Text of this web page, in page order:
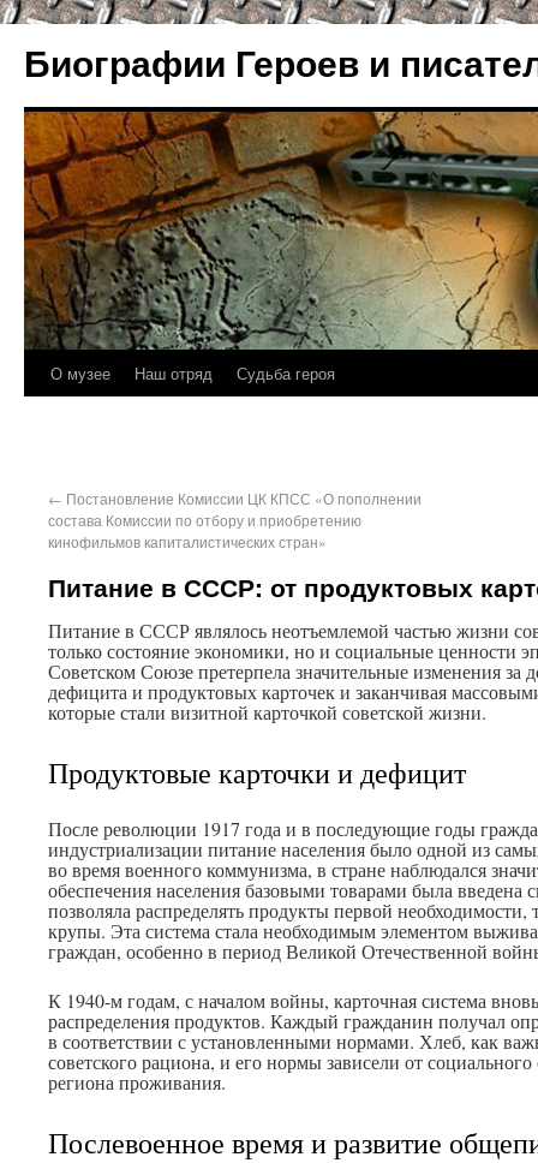
Биографии Героев и
О музее Наш отряд Судьба героя
← Постановление Комиссии ЦК КПСС «О пополнении
состава Комиссии по отбору и приобретению
кинофильмов капиталистических стран»
Питание в СССР: от продуктовых
Питание в СССР являлось неотъемлемой частью жизни
только состояние экономики, но и социальные ценности
Советском Союзе претерпела значительные изменения за
дефицита и продуктовых карточек и заканчивая
которые стали визитной карточкой советской жизни.
Продуктовые карточки и дефицит
После революции 1917 года и в последующие годы
индустриализации питание населения было одной из
во время военного коммунизма, в стране наблюдался
обеспечения населения базовыми товарами была введена
позволяла распределять продукты первой необходимости,
крупы. Эта система стала необходимым элементом
граждан, особенно в период Великой Отечественной
К 1940-м годам, с началом войны, карточная система
распределения продуктов. Каждый гражданин получал
в соответствии с установленными нормами. Хлеб, как
советского рациона, и его нормы зависели от социального
региона проживания.
Послевоенное время и развитие